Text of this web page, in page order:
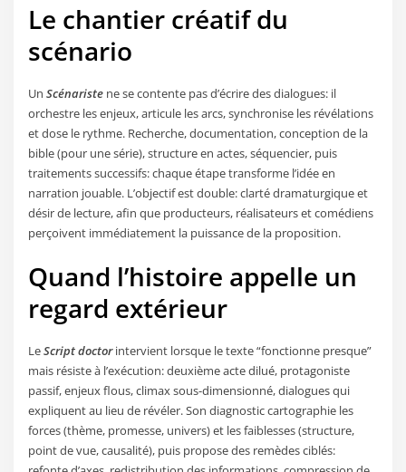
Le chantier créatif du
scénario
UnScénariste ne se contente pas d’écrire des dialogues: il
orchestre les enjeux, articule les arcs, synchronise les révélations
et dose le rythme. Recherche, documentation, conception de la
bible (pour une série), structure en actes, séquencier, puis
traitements successifs: chaque étape transforme l’idée en
narration jouable. L’objectif est double: clarté dramaturgique et
désir de lecture, afin que producteurs, réalisateurs et comédiens
perçoivent immédiatement la puissance de la proposition.
Quand l’histoire appelle un
regard extérieur
LeScript doctorintervient lorsque le texte “fonctionne presque”
mais résiste à l’exécution: deuxième acte dilué, protagoniste
passif, enjeux flous, climax sous-dimensionné, dialogues qui
expliquent au lieu de révéler. Son diagnostic cartographie les
forces (thème, promesse, univers) et les faiblesses (structure,
point de vue, causalité), puis propose des remèdes ciblés: